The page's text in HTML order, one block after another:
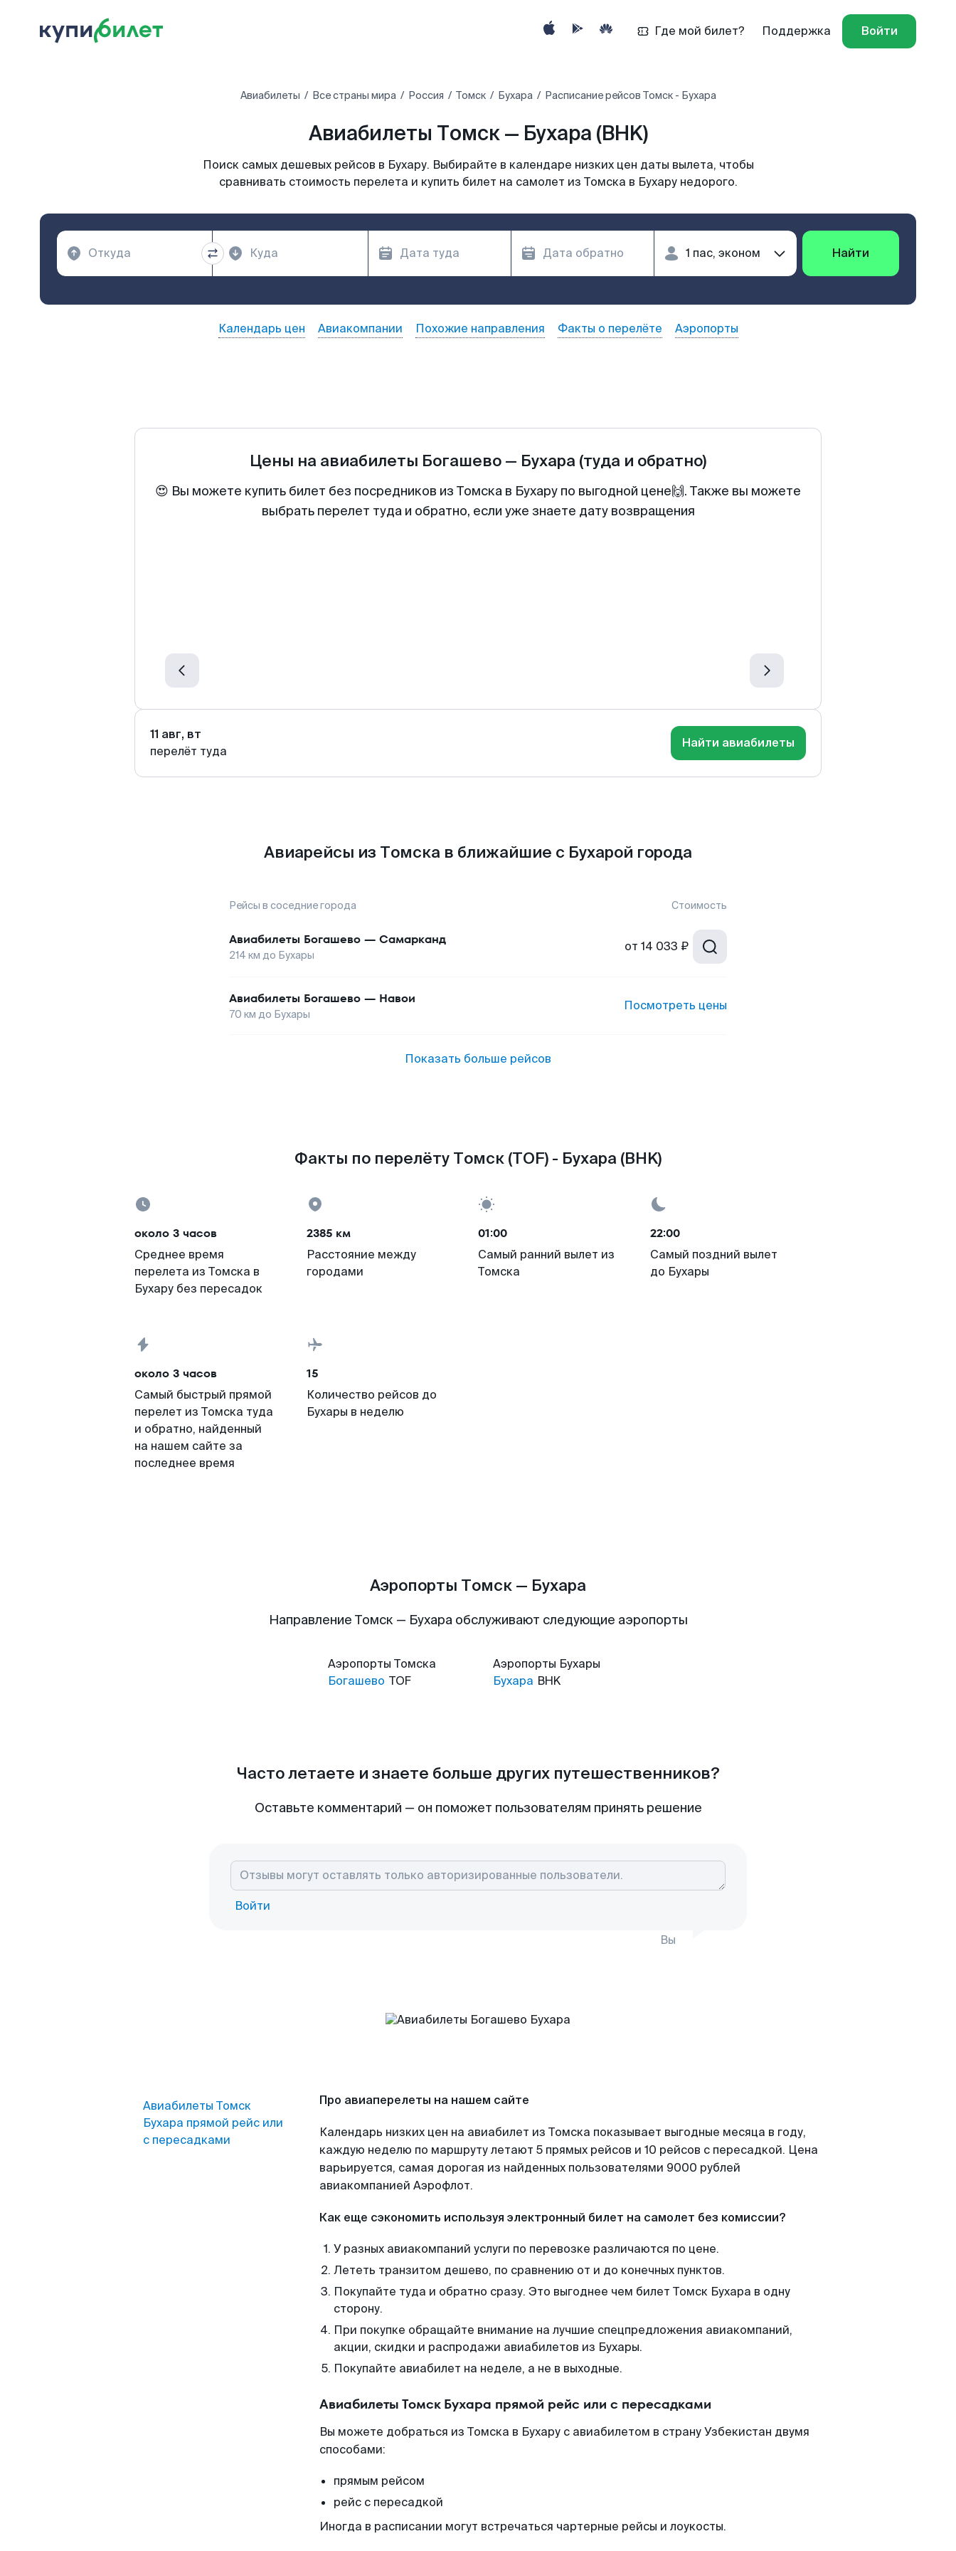
Где мой билет? Поддержка Войти
Авиабилеты Все страны мира Россия Томск Бухара Расписание рейсов Томск - Бухара
Авиабилеты Томск — Бухара (BHK)
Поиск самых дешевых рейсов в Бухару. Выбирайте в календаре низких цен даты вылета, чтобы
сравнивать стоимость перелета и купить билет на самолет из Томска в Бухару недорого.
Найти
Календарь цен Авиакомпании Похожие направления Факты о перелёте Аэропорты
Цены на авиабилеты Богашево — Бухара (туда и обратно)
😍 Вы можете купить билет без посредников из Томска в Бухару по выгодной цене🙌. Также вы можете
выбрать перелет туда и обратно, если уже знаете дату возвращения
11 авг, вт
перелёт туда
Найти авиабилеты
Авиарейсы из Томска в ближайшие с Бухарой города
Рейсы в соседние города Стоимость
Авиабилеты Богашево — Самарканд
214 км до Бухары
от 14 033 ₽
Авиабилеты Богашево — Навои
70 км до Бухары
Посмотреть цены
Показать больше рейсов
Факты по перелёту Томск (TOF) - Бухара (BHK)
около 3 часов
Среднее время
перелета из Томска в
Бухару без пересадок
2385 км
Расстояние между
городами
01:00
Самый ранний вылет из
Томска
22:00
Самый поздний вылет
до Бухары
около 3 часов
Самый быстрый прямой
перелет из Томска туда
и обратно, найденный
на нашем сайте за
последнее время
15
Количество рейсов до
Бухары в неделю
Аэропорты Томск — Бухара
Направление Томск — Бухара обслуживают следующие аэропорты
Аэропорты Томска
Богашево TOF
Аэропорты Бухары
Бухара BHK
Часто летаете и знаете больше других путешественников?
Оставьте комментарий — он поможет пользователям принять решение
Войти
Вы
Авиабилеты Томск
Бухара прямой рейс или
с пересадками
Про авиаперелеты на нашем сайте
Календарь низких цен на авиабилет из Томска показывает выгодные месяца в году,
каждую неделю по маршруту летают 5 прямых рейсов и 10 рейсов с пересадкой. Цена
варьируется, самая дорогая из найденных пользователями 9000 рублей
авиакомпанией Аэрофлот.
Как еще сэкономить используя электронный билет на самолет без комиссии?
У разных авиакомпаний услуги по перевозке различаются по цене.
Лететь транзитом дешево, по сравнению от и до конечных пунктов.
Покупайте туда и обратно сразу. Это выгоднее чем билет Томск Бухара в одну
сторону.
При покупке обращайте внимание на лучшие спецпредложения авиакомпаний,
акции, скидки и распродажи авиабилетов из Бухары.
Покупайте авиабилет на неделе, а не в выходные.
Авиабилеты Томск Бухара прямой рейс или с пересадками
Вы можете добраться из Томска в Бухару с авиабилетом в страну Узбекистан двумя
способами:
прямым рейсом
рейс с пересадкой
Иногда в расписании могут встречаться чартерные рейсы и лоукосты.